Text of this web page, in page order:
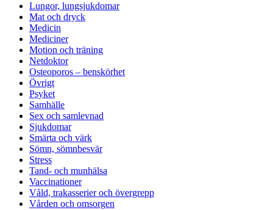
Lungor, lungsjukdomar
Mat och dryck
Medicin
Mediciner
Motion och träning
Netdoktor
Osteoporos – benskörhet
Övrigt
Psyket
Samhälle
Sex och samlevnad
Sjukdomar
Smärta och värk
Sömn, sömnbesvär
Stress
Tand- och munhälsa
Vaccinationer
Våld, trakasserier och övergrepp
Vården och omsorgen